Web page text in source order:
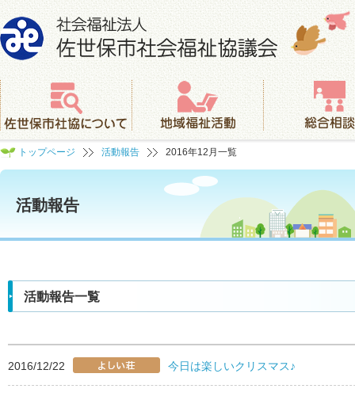
社会福祉法人 佐世保市社会福祉協議会
佐世保市社協について
地域福祉活動
総合相談
トップページ
活動報告 2016年12月一覧
活動報告
活動報告一覧
2016/12/22 今日は楽しいクリスマス♪